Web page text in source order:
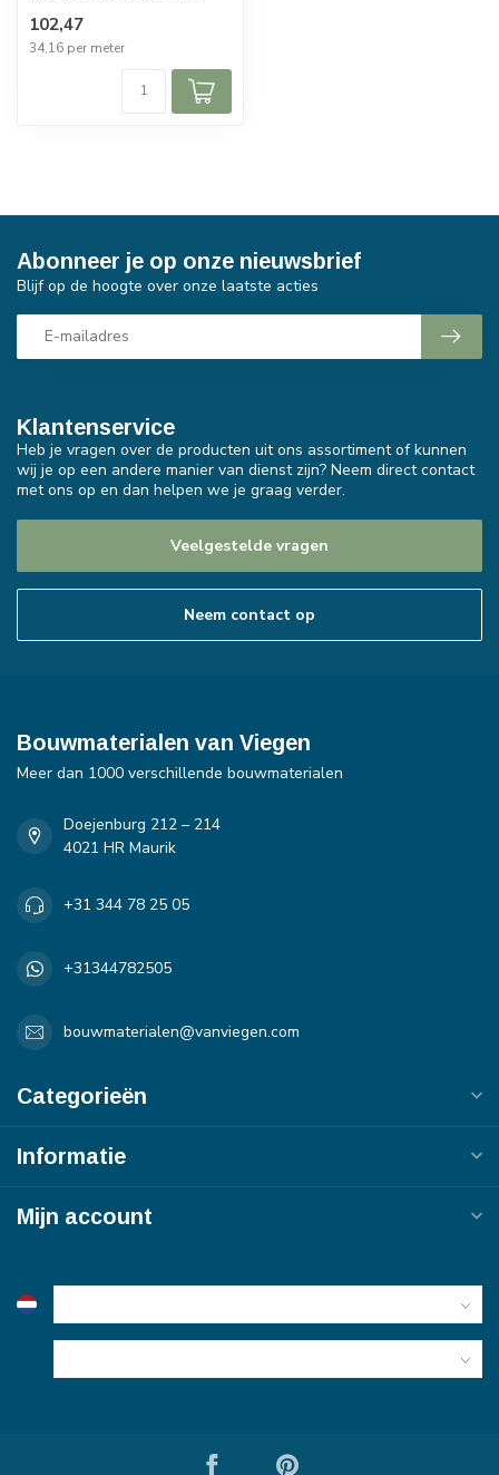
102,47
34,16 per meter
Klantenservice
Heb je vragen over de producten uit ons assortiment of kunnen
wij je op een andere manier van dienst zijn? Neem direct contact
met ons op en dan helpen we je graag verder.
Veelgestelde vragen
Neem contact op
Abonneer je op onze nieuwsbrief
Blijf op de hoogte over onze laatste acties
Bouwmaterialen van Viegen
Meer dan 1000 verschillende bouwmaterialen
Doejenburg 212 – 214
4021 HR Maurik
+31 344 78 25 05
+31344782505
bouwmaterialen@vanviegen.com
Categorieën
Informatie
Mijn account